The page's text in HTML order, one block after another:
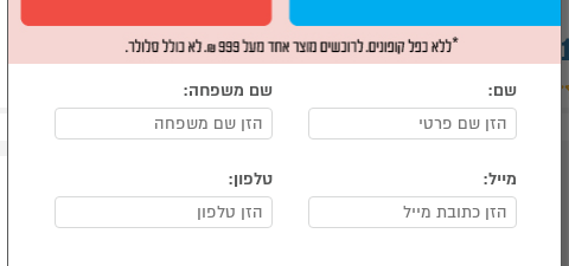
שם: שם משפחה:
מייל: טלפון: